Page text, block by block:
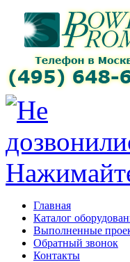
Главная
Каталог
Выполненные
Обратный звонок
Контакты